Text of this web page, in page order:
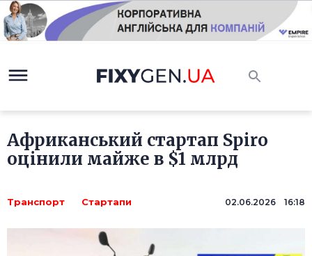
Африканський стартап Spiro
оцінили майже в $1 млрд
Транспорт Стартапи 02.06.2026 16:18